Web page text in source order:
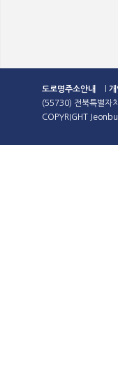
도로명주소안내 개
(55730) 전북특별자
COPYRIGHT